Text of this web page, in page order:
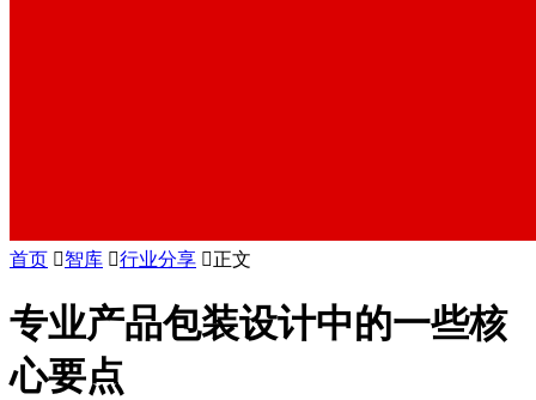
首页 智库 行业分享 正文
专业产品包装设计中的一些核
心要点